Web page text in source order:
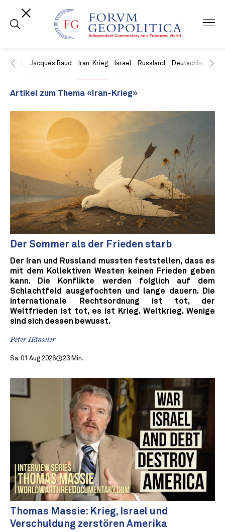
USA Jacques Baud Iran-Krieg Israel Russland Deutschland
Artikel zum Thema «Iran-Krieg»
Der Sommer als der Frieden starb
Der Iran und Russland mussten feststellen, dass es
mit dem Kollektiven Westen keinen Frieden geben
kann. Die Konflikte werden folglich auf dem
Schlachtfeld ausgefochten und lange dauern. Die
internationale Rechtsordnung ist tot, der
Weltfrieden ist tot, es ist Krieg. Weltkrieg. Wenige
sind sich dessen bewusst.
Peter Hänseler
Sa. 01 Aug 2026 23 Min.
Thomas Massie: Krieg, Israel und
Verschuldung zerstören Amerika